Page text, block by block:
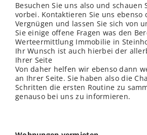
Besuchen Sie uns also und schauen
vorbei. Kontaktieren Sie uns ebenso
Vergnügen und lassen Sie sich von
Sie einige offene Fragen was den
Werteermittlung Immobilie in
Ihr Wunsch ist auch hierbei der
Ihrer Seite
Von daher helfen wir ebenso dann
an Ihrer Seite. Sie haben also die
Schritten die ersten Routine zu
genauso bei uns zu informieren.